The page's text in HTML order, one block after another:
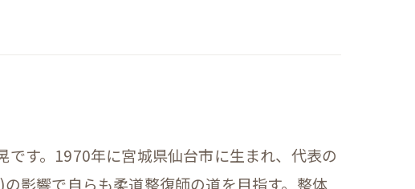
す。1970年に宮城県仙台市に生まれ、代表の
影響で自らも柔道整復師の道を目指す。整体